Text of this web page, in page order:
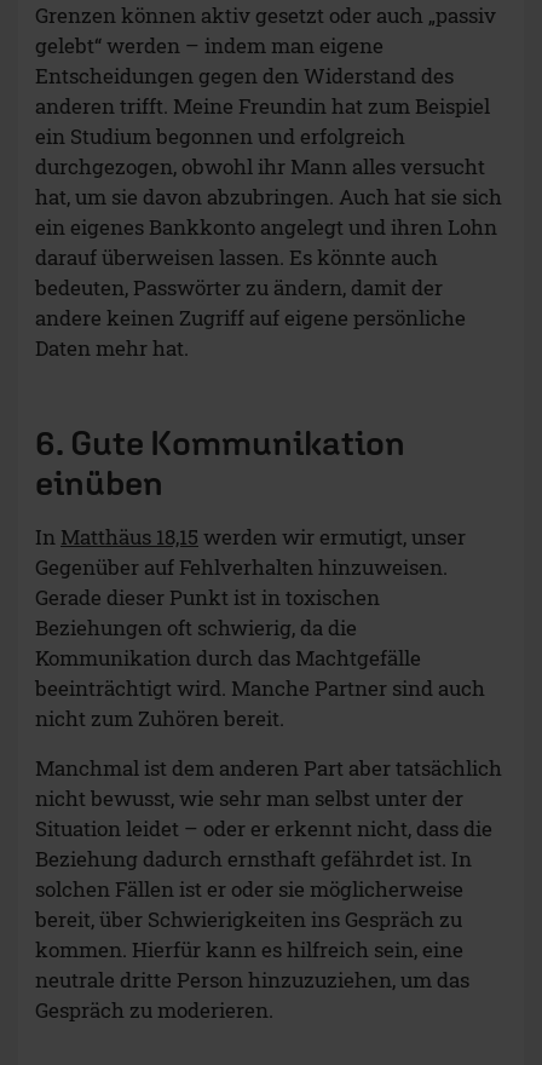
Grenzen können aktiv gesetzt oder auch „passiv
gelebt“ werden – indem man eigene
Entscheidungen gegen den Widerstand des
anderen trifft. Meine Freundin hat zum Beispiel
ein Studium begonnen und erfolgreich
durchgezogen, obwohl ihr Mann alles versucht
hat, um sie davon abzubringen. Auch hat sie sich
ein eigenes Bankkonto angelegt und ihren Lohn
darauf überweisen lassen. Es könnte auch
bedeuten, Passwörter zu ändern, damit der
andere keinen Zugriff auf eigene persönliche
Daten mehr hat.
6. Gute Kommunikation
einüben
In Matthäus 18,15 werden wir ermutigt, unser
Gegenüber auf Fehlverhalten hinzuweisen.
Gerade dieser Punkt ist in toxischen
Beziehungen oft schwierig, da die
Kommunikation durch das Machtgefälle
beeinträchtigt wird. Manche Partner sind auch
nicht zum Zuhören bereit.
Manchmal ist dem anderen Part aber tatsächlich
nicht bewusst, wie sehr man selbst unter der
Situation leidet – oder er erkennt nicht, dass die
Beziehung dadurch ernsthaft gefährdet ist. In
solchen Fällen ist er oder sie möglicherweise
bereit, über Schwierigkeiten ins Gespräch zu
kommen. Hierfür kann es hilfreich sein, eine
neutrale dritte Person hinzuzuziehen, um das
Gespräch zu moderieren.